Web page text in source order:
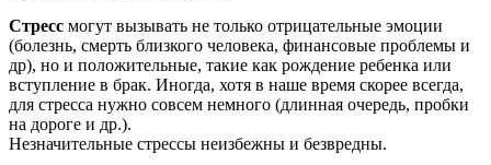
Стресс могут вызывать не только отрицательные эмоции
(болезнь, смерть близкого человека, финансовые проблемы и
др), но и положительные, такие как рождение ребенка или
вступление в брак. Иногда, хотя в наше время скорее всегда,
для стресса нужно совсем немного (длинная очередь, пробки
на дороге и др.).
Незначительные стрессы неизбежны и безвредны.